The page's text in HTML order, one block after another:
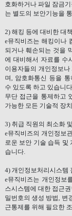
호화하거나 파일 잠금
는 별도의 보안기능을
2) 해킹 등에 대비한 대책
e뮤직비즈는 해킹이나
되거나 훼손되는 것을
에 대비해서 자료를 수
이용자들의 개인정보
며, 암호화통신 등을
수 있도록 하고 있습니다
무단 접근을 통제하고
가능한 모든 기술적 장
3) 취급 직원의 최소화
e뮤직비즈의 개인정보
로운 보안 기술 습득 및
습니다.
4) 개인정보처리시스템
e뮤직비즈는 개인정보
스시스템에 대한 접근
밀번호의 생성 방법, 변
근통제를 위해 필요한